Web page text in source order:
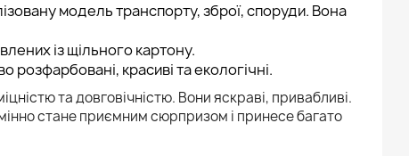
модель транспорту, зброї, споруди. Вона
із щільного картону.
красиві та екологічні.
та довговічністю. Вони яскраві, привабливі.
стане приємним сюрпризом і принесе багато